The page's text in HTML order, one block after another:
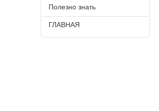
Полезно знать
ГЛАВНАЯ